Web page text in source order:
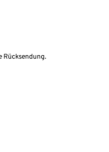
Rücksendung.